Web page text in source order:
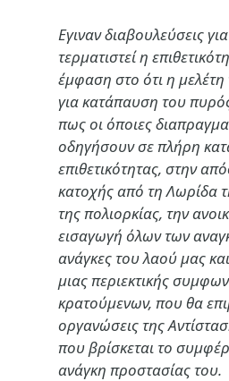
Εγιναν διαβουλεύσεις
τερματιστεί η
έμφαση στο ότι η
για κατάπαυση του
πως οι όποιες
οδηγήσουν σε πλήρη
επιθετικότητας, στην
κατοχής από τη Λωρίδα
της πολιορκίας, την
εισαγωγή όλων των
ανάγκες του λαού μας
μιας περιεκτικής
κρατούμενων, που θα
οργανώσεις της
που βρίσκεται το
ανάγκη προστασίας του.